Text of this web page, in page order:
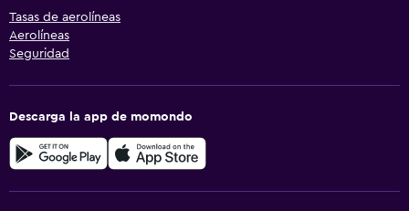
Tasas de aerolíneas
Aerolíneas
Seguridad
Descarga la app de momondo